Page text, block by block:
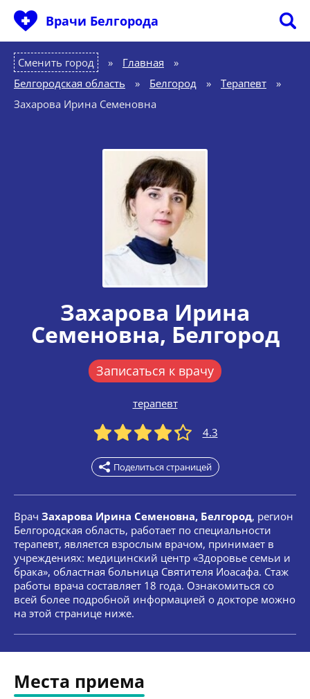
Врачи Белгорода
Сменить город Главная
»
Белгородская область
» Белгород » Терапевт
»
Захарова Ирина Семеновна
Захарова Ирина
Семеновна, Белгород
Записаться к врачу
терапевт
4.3
Поделиться страницей
Врач Захарова Ирина Семеновна, Белгород, регион
Белгородская область, работает по специальности
терапевт, является взрослым врачом, принимает в
учреждениях: медицинский центр «Здоровье семьи и
брака», областная больница Святителя Иоасафа. Стаж
работы врача составляет 18 года. Ознакомиться со
всей более подробной информацией о докторе можно
на этой странице ниже.
Места приема